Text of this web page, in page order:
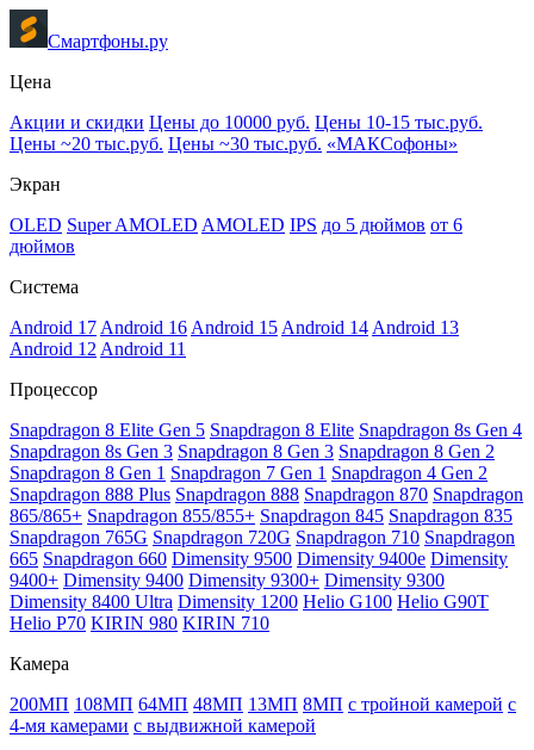
Смартфоны.ру
Цена
Акции и скидки Цены до 10000 руб. Цены 10-15 тыс.руб.
Цены ~20 тыс.руб. Цены ~30 тыс.руб. «МАКСофоны»
Экран
OLED Super AMOLED AMOLED IPS до 5 дюймов от 6
дюймов
Система
Android 17 Android 16 Android 15 Android 14 Android 13
Android 12 Android 11
Процессор
Snapdragon 8 Elite Gen 5 Snapdragon 8 Elite Snapdragon 8s Gen 4
Snapdragon 8s Gen 3 Snapdragon 8 Gen 3 Snapdragon 8 Gen 2
Snapdragon 8 Gen 1 Snapdragon 7 Gen 1 Snapdragon 4 Gen 2
Snapdragon 888 Plus Snapdragon 888 Snapdragon 870 Snapdragon
865/865+ Snapdragon 855/855+ Snapdragon 845 Snapdragon 835
Snapdragon 765G Snapdragon 720G Snapdragon 710 Snapdragon
665 Snapdragon 660 Dimensity 9500 Dimensity 9400e Dimensity
9400+ Dimensity 9400 Dimensity 9300+ Dimensity 9300
Dimensity 8400 Ultra Dimensity 1200 Helio G100 Helio G90T
Helio P70 KIRIN 980 KIRIN 710
Камера
200МП 108МП 64МП 48МП 13МП 8МП с тройной камерой с
4-мя камерами с выдвижной камерой